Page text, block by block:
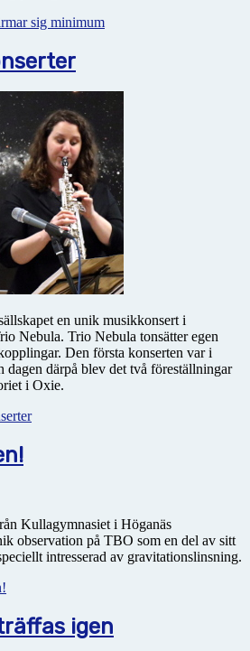
sig minimum
en unik musikkonsert i
Nebula. Trio Nebula tonsätter egen
Den första konserten var i
dagen därpå blev det två föreställningar
i Oxie.
Kullagymnasiet i Höganäs
observation på TBO som en del av sitt
intresserad av gravitationslinsning.
igen